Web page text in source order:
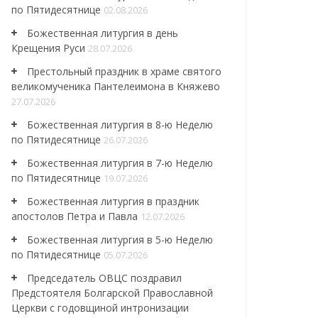
по Пятидесятнице 02.08.2026
Божественная литургия в день
Крещения Руси 28.07.2026
Престольный праздник в храме святого
великомученика Пантелеимона в Княжево
27.07.2026
Божественная литургия в 8-ю Неделю
по Пятидесятнице 26.07.2026
Божественная литургия в 7-ю Неделю
по Пятидесятнице 19.07.2026
Божественная литургия в праздник
апостолов Петра и Павла 12.07.2026
Божественная литургия в 5-ю Неделю
по Пятидесятнице 05.07.2026
Председатель ОВЦС поздравил
Предстоятеля Болгарской Православной
Церкви с годовщиной интронизации